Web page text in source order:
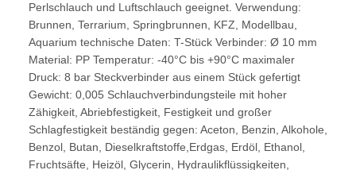
Perlschlauch und Luftschlauch geeignet. Verwendung:
Brunnen, Terrarium, Springbrunnen, KFZ, Modellbau,
Aquarium technische Daten: T-Stück Verbinder: Ø 10 mm
Material: PP Temperatur: -40°C bis +90°C maximaler
Druck: 8 bar Steckverbinder aus einem Stück gefertigt
Gewicht: 0,005 Schlauchverbindungsteile mit hoher
Zähigkeit, Abriebfestigkeit, Festigkeit und großer
Schlagfestigkeit beständig gegen: Aceton, Benzin, Alkohole,
Benzol, Butan, Dieselkraftstoffe,Erdgas, Erdöl, Ethanol,
Fruchtsäfte, Heizöl, Glycerin, Hydraulikflüssigkeiten,